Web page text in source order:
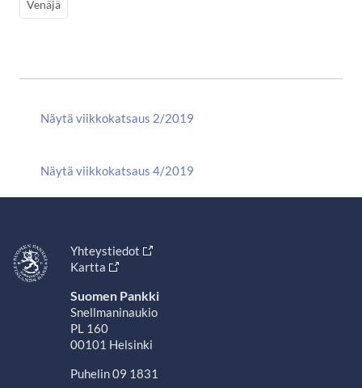
Venäjä
Näytä viikkokatsaus 2/2019
Näytä viikkokatsaus 4/2019
Yhteystiedot
Kartta
Suomen Pankki
Snellmaninaukio
PL 160
00101 Helsinki
Puhelin 09 1831